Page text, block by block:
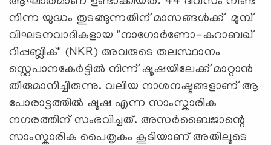
നിന്ന യുദ്ധം തുടങ്ങുന്നതിന് മാസങ്ങൾക്ക് മുമ്പ്
വിഘടനവാദികളായ "നാഗോർണോ-കറാബഖ്
റിപ്പബ്ലിക്" (NKR) അവരുടെ തലസ്ഥാനം
സ്റ്റെപാനകേർട്ടിൽ നിന്ന് ഷൂഷയിലേക്ക് മാറ്റാൻ
തീരുമാനിച്ചിരുന്നു. വലിയ നാശനഷ്ടങ്ങളാണ് ആ
പോരാട്ടത്തില്‍ ഷൂഷ എന്ന സാംസ്കാരിക
നഗരത്തിന് സംഭവിച്ചത്. അസര്‍ബൈജാന്റെ
സാംസ്കാരിക പൈതൃകം കൂടിയാണ് അതിലൂടെ